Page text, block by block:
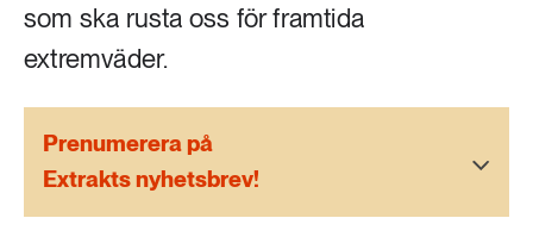
189 ARTIKLAR
Transport
Vatten
som ska rusta oss för framtida
extremväder.
Prenumerera på
Extrakts nyhetsbrev!